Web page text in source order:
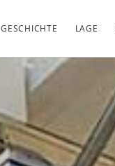
GESCHICHTE LAGE